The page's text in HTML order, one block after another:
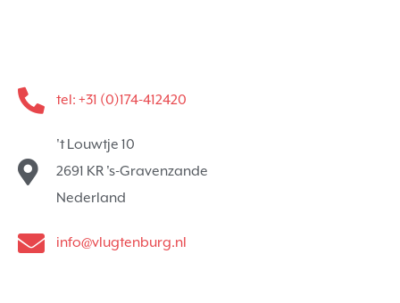
tel: +31 (0)174-412420
't Louwtje 10
2691 KR 's-Gravenzande
Nederland
info@vlugtenburg.nl